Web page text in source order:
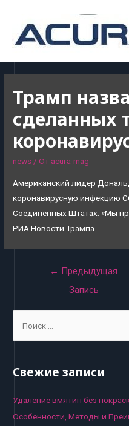
Трамп
сделанных
news/ От acura-mag
Американский лидер
коронавирусную инфекцию
Соединённых Штатах. «Мы
РИА Новости Трампа.
Навигация
← Предыдущая
Запись
r
h
f
Свежие записи
Удаление вмятин без
Особенности, Методы и